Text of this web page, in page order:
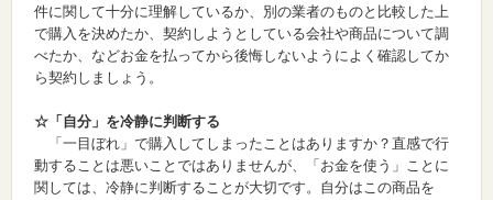
件に関して十分に理解しているか、別の業者のものと比較した上
で購入を決めたか、契約しようとしている会社や商品について調
べたか、などお金を払ってから後悔しないようによく確認してか
ら契約しましょう。
☆「自分」を冷静に判断する
「一目ぼれ」で購入してしまったことはありますか？直感で行
動することは悪いことではありませんが、「お金を使う」ことに
関しては、冷静に判断することが大切です。自分はこの商品を